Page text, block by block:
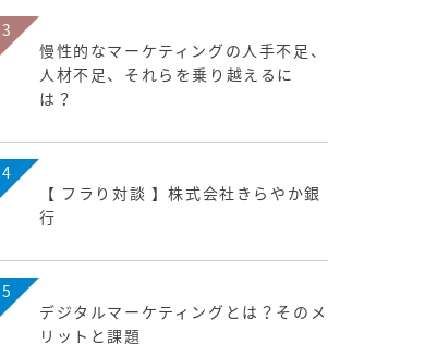
慢性的なマーケティングの人手不足、
人材不足、それらを乗り越えるに
は？
【 フラり対談 】株式会社きらやか銀
行
デジタルマーケティングとは？そのメ
リットと課題